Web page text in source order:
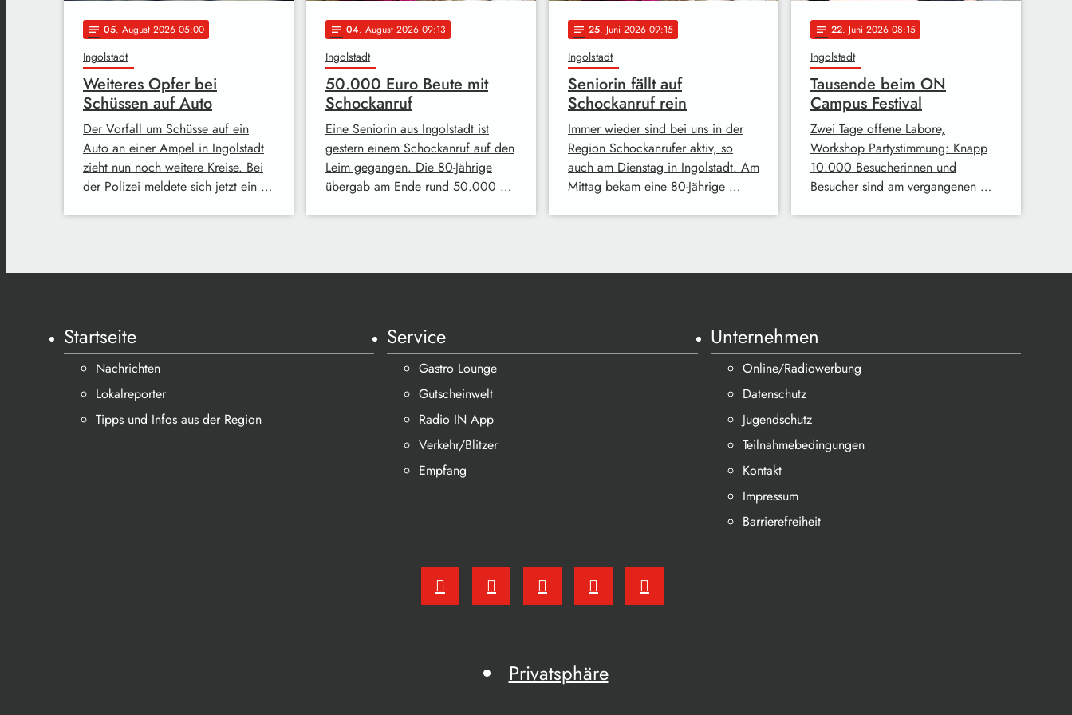
notes 05. August 2026 05:00
Ingolstadt
Weiteres Opfer bei
Schüssen auf Auto
Der Vorfall um Schüsse auf ein
Auto an einer Ampel in Ingolstadt
zieht nun noch weitere Kreise. Bei
der Polizei meldete sich jetzt ein …
notes 04. August 2026 09:13
Ingolstadt
50.000 Euro Beute mit
Schockanruf
Eine Seniorin aus Ingolstadt ist
gestern einem Schockanruf auf den
Leim gegangen. Die 80-Jährige
übergab am Ende rund 50.000 …
notes 25. Juni 2026 09:15
Ingolstadt
Seniorin fällt auf
Schockanruf rein
Immer wieder sind bei uns in der
Region Schockanrufer aktiv, so
auch am Dienstag in Ingolstadt. Am
Mittag bekam eine 80-Jährige …
notes 22. Juni 2026 08:15
Ingolstadt
Tausende beim ON
Campus Festival
Zwei Tage offene Labore,
Workshop Partystimmung: Knapp
10.000 Besucherinnen und
Besucher sind am vergangenen …
Startseite
Nachrichten
Lokalreporter
Tipps und Infos aus der Region
Service
Gastro Lounge
Gutscheinwelt
Radio IN App
Verkehr/Blitzer
Empfang
Unternehmen
Online/Radiowerbung
Datenschutz
Jugendschutz
Teilnahmebedingungen
Kontakt
Impressum
Barrierefreiheit
Privatsphäre